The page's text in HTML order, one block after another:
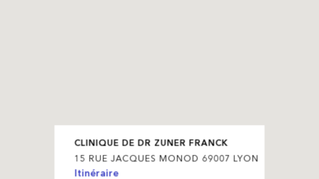
CLINIQUE DE DR ZUNER FRANCK
15 RUE JACQUES MONOD 69007 LYON
Itinéraire